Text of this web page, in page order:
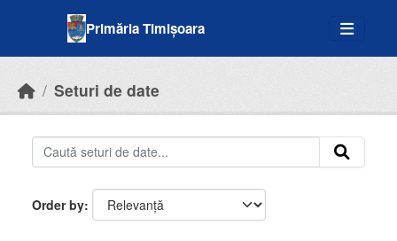
Primăria Timișoara
Seturi de date
Order by